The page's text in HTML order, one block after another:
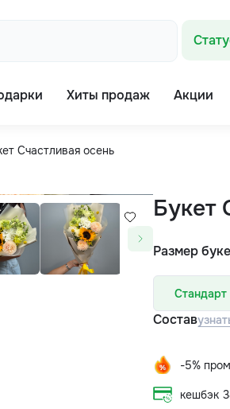
Хиты продаж Акции
Счастливая осень
Букет
Размер
Стандарт
Состав
-5%
кешбэк